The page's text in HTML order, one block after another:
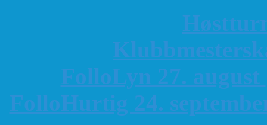
K
FolloLyn 27. august
FolloHurtig 24.